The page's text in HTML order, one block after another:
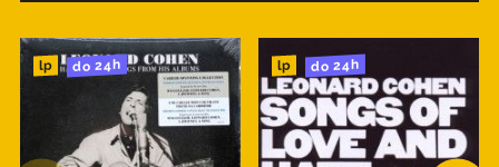
lp do 24h lp do 24h